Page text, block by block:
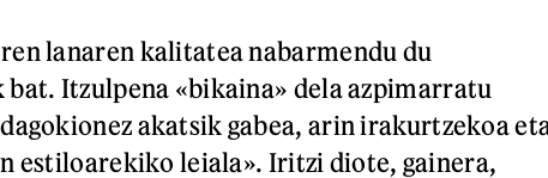
lanaren kalitatea nabarmendu du
Itzulpena «bikaina» dela azpimarratu
akatsik gabea, arin irakurtzekoa
estiloarekiko leiala». Iritzi diote, gainera,